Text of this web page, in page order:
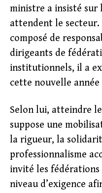
ministre a insisté sur
attendent le
composé de
dirigeants de
institutionnels, il a
cette nouvelle
Selon lui, atteindre
suppose une
la rigueur, la
professionnalisme
invité les
niveau d’exigence